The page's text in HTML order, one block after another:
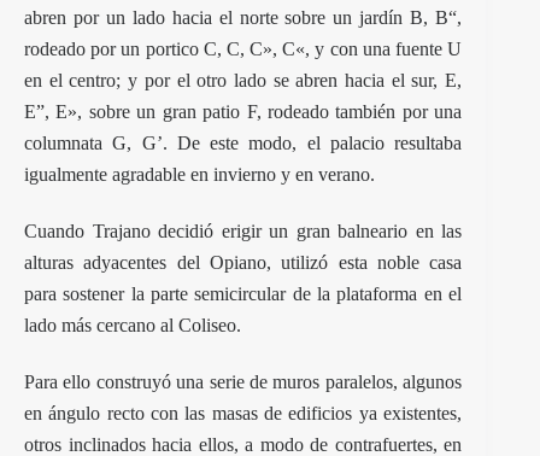
abren por un lado hacia el norte sobre un jardín B, B“,
rodeado por un portico C, C, C», C«, y con una fuente U
en el centro; y por el otro lado se abren hacia el sur, E,
E”, E», sobre un gran patio F, rodeado también por una
columnata G, G’. De este modo, el palacio resultaba
igualmente agradable en invierno y en verano.
Cuando Trajano decidió erigir un gran balneario en las
alturas adyacentes del Opiano, utilizó esta noble casa
para sostener la parte semicircular de la plataforma en el
lado más cercano al Coliseo.
Para ello construyó una serie de muros paralelos, algunos
en ángulo recto con las masas de edificios ya existentes,
otros inclinados hacia ellos, a modo de contrafuertes, en